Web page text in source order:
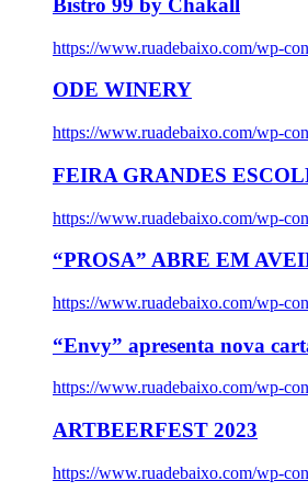
Bistro 99 by Chakall
https://www.ruadebaixo.com/wp-
ODE WINERY
https://www.ruadebaixo.com/wp-
FEIRA GRANDES
https://www.ruadebaixo.com/wp-
“PROSA” ABRE EM
https://www.ruadebaixo.com/wp-
“Envy” apresenta nova
https://www.ruadebaixo.com/wp-
ARTBEERFEST 2023
https://www.ruadebaixo.com/wp-